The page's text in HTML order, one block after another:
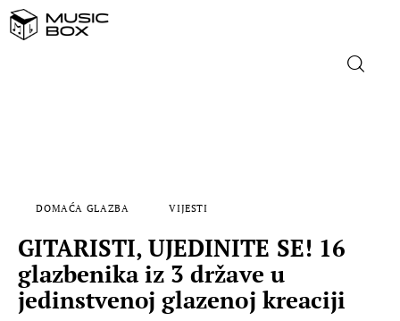
FILM
MUSIC BOX
DOMAĆA GLAZBA VIJESTI
GITARISTI, UJEDINITE SE! 16
glazbenika iz 3 države u
jedinstvenoj glazenoj kreaciji